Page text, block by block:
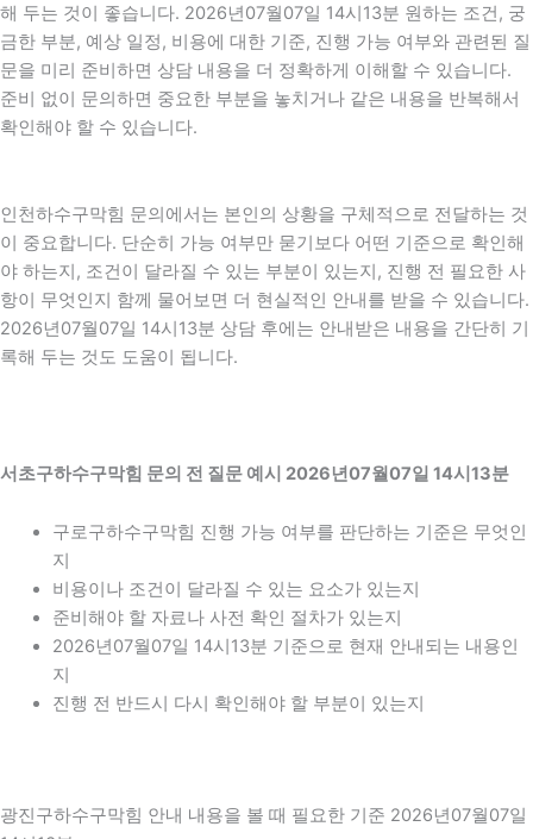
해 두는 것이 좋습니다. 2026년07월07일 14시13분 원하는 조건, 궁
금한 부분, 예상 일정, 비용에 대한 기준, 진행 가능 여부와 관련된 질
문을 미리 준비하면 상담 내용을 더 정확하게 이해할 수 있습니다.
준비 없이 문의하면 중요한 부분을 놓치거나 같은 내용을 반복해서
확인해야 할 수 있습니다.
인천하수구막힘 문의에서는 본인의 상황을 구체적으로 전달하는 것
이 중요합니다. 단순히 가능 여부만 묻기보다 어떤 기준으로 확인해
야 하는지, 조건이 달라질 수 있는 부분이 있는지, 진행 전 필요한 사
항이 무엇인지 함께 물어보면 더 현실적인 안내를 받을 수 있습니다.
2026년07월07일 14시13분 상담 후에는 안내받은 내용을 간단히 기
록해 두는 것도 도움이 됩니다.
서초구하수구막힘 문의 전 질문 예시 2026년07월07일 14시13분
구로구하수구막힘 진행 가능 여부를 판단하는 기준은 무엇인
지
비용이나 조건이 달라질 수 있는 요소가 있는지
준비해야 할 자료나 사전 확인 절차가 있는지
2026년07월07일 14시13분 기준으로 현재 안내되는 내용인
지
진행 전 반드시 다시 확인해야 할 부분이 있는지
광진구하수구막힘 안내 내용을 볼 때 필요한 기준 2026년07월07일